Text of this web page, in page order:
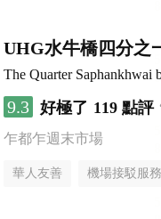
UHG水牛橋四分之
The Quarter Saphankhwai
9.3 好極了 119 點評
乍都乍週末市場
華人友善 機場接駁服務